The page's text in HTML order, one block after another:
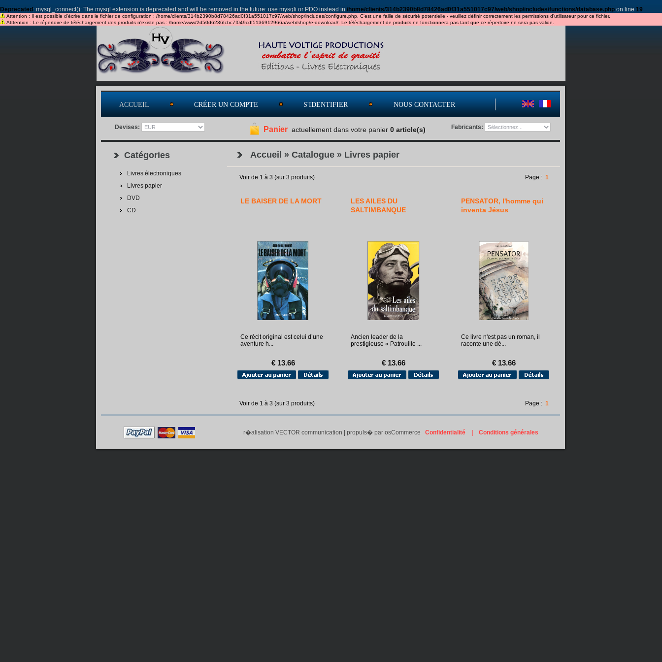
Deprecated : mysql_connect(): The mysql extension is deprecated and will be removed in the future: use mysqli or PDO instead in /home/clients/314b2390b8d78426ad0f31a551017c97/web/shop/includes/functions/database.php on line 19
Attention : Il est possible d'écrire dans le fichier de configuration : /home/clients/314b2390b8d78426ad0f31a551017c97/web/shop/includes/configure.php. C'est une faille de sécurité potentielle - veuillez définir correctement les permissions d'utilisateur pour ce fichier.
Atttention : Le répertoire de téléchargement des produits n'existe pas : /home/www/2d50d6236fcbc7f049cdf5136912966a/web/shop/e-download/. Le téléchargement de produits ne fonctionnera pas tant que ce répertoire ne sera pas valide.
ACCUEIL CRÉER UN COMPTE S'IDENTIFIER NOUS CONTACTER
Devises: Panier actuellement dans votre panier 0 article(s) Fabricants:
Catégories
Livres électroniques
Livres papier
DVD
CD
Accueil » Catalogue » Livres papier
Voir de 1 à 3 (sur 3 produits) Page : 1
LE BAISER DE LA MORT
Ce récit original est celui d’une
aventure h...
€ 13.66
LES AILES DU
SALTIMBANQUE
Ancien leader de la
prestigieuse « Patrouille ...
€ 13.66
PENSATOR, l'homme qui
inventa Jésus
Ce livre n'est pas un roman, il
raconte une dé...
€ 13.66
Voir de 1 à 3 (sur 3 produits) Page : 1
r�alisation VECTOR communication | propuls� par osCommerce Confidentialité Conditions générales